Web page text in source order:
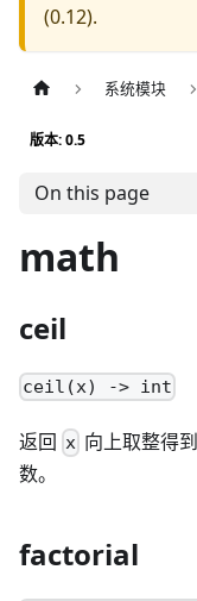
(0.12).
系统模块
版本: 0.5
On this page
math
ceil
ceil(x) -> int
返回 x 向上取整得
数。
factorial